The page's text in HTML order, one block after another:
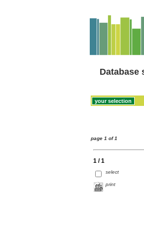
Database
page 1 of 1
1 / 1
select
print